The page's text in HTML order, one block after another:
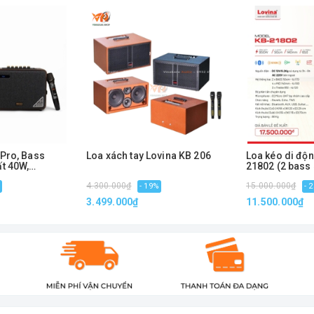
dây giúp bạn kết nối với thiết bị di động mà
kỹ về yêu cầu cụ thể của bạn và thử nghiệm sản
hiệu loa kéo ra mắt mới nhất của hãng, được phân
nhẹ, chất lượng
rõ ràng sẽ làm hài lòng tất cả khách hàng khó tính
Bass
40W,
Loa xách tay Lovina KB 206
4.300.000₫ - 19%
3.499.000₫
Loa kéo di
21802 (2 bass
15.000.000₫ -
11.500.000₫